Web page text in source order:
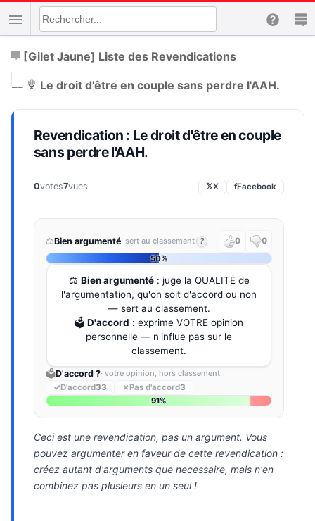
[Gilet Jaune] Liste des Revendications
__ Le droit d'être en couple sans perdre l'AAH.
Revendication : Le droit d'être en couple
sans perdre l'AAH.
0votes7vues 𝕏X fFacebook
⚖️Bien argumenté· sert au classement ? 0
0
50%
⚖️ Bien argumenté: juge la QUALITÉ de
l'argumentation, qu'on soit d'accord ou non
— sert au classement.
🗳️ D'accord : exprime VOTRE opinion
personnelle — n'influe pas sur le
classement.
🗳️D'accord ?· votre opinion, hors classement
✓D'accord33 ✗Pas d'accord3
91%
Ceci est une revendication, pas un argument. Vous
pouvez argumenter en faveur de cette revendication :
créez autant d'arguments que necessaire, mais n'en
combinez pas plusieurs en un seul !